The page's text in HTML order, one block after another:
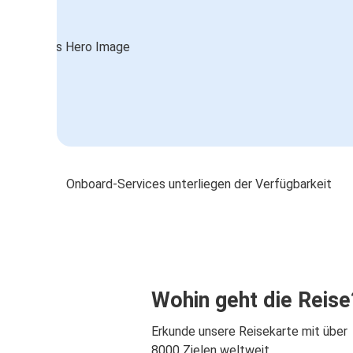
Onboard-Services unterliegen der Verfügbarkeit
Wohin geht die
Erkunde unsere Reisekarte mit über
8000 Zielen weltweit.